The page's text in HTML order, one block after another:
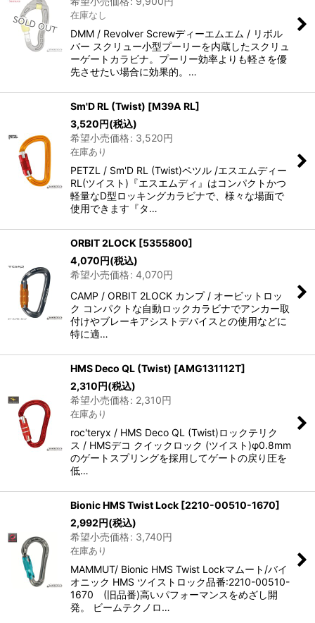
在庫なし
DMM / Revolver Screwディーエムエム / リボル
バー スクリュー小型プーリーを内蔵したスクリュ
ーゲートカラビナ。プーリー効率よりも軽さを優
先させたい場合に効果的。…
Sm'D RL (Twist) [M39A RL]
3,520円(税込)
希望小売価格: 3,520円
在庫あり
PETZL / Sm'D RL (Twist)ペツル /エスエムディー
RL(ツイスト)『エスエムディ』はコンパクトかつ
軽量なD型ロッキングカラビナで、様々な場面で
使用できます『タ…
ORBIT 2LOCK [5355800]
4,070円(税込)
希望小売価格: 4,070円
CAMP / ORBIT 2LOCK カンプ / オービットロッ
ク コンパクトな自動ロックカラビナでアンカー取
付けやブレーキアシストデバイスとの使用などに
特に適…
HMS Deco QL (Twist) [AMG131112T]
2,310円(税込)
希望小売価格: 2,310円
在庫あり
roc'teryx / HMS Deco QL (Twist)ロックテリク
ス / HMSデコ クイックロック (ツイスト)φ0.8mm
のゲートスプリングを採用してゲートの戻り圧を
低…
Bionic HMS Twist Lock [2210-00510-1670]
2,992円(税込)
希望小売価格: 3,740円
在庫あり
MAMMUT/ Bionic HMS Twist Lockマムート/バイ
オニック HMS ツイストロック品番:2210-00510-
1670 (旧品番)高いパフォーマンスをめざし開
発。 ビームテクノロ…